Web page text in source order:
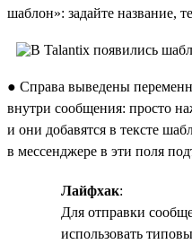
шаблон»: задайте название,
● Справа выведены
внутри сообщения: просто
и они добавятся в тексте
в мессенджере в эти поля
Лайфхак:
Для отправки
использовать